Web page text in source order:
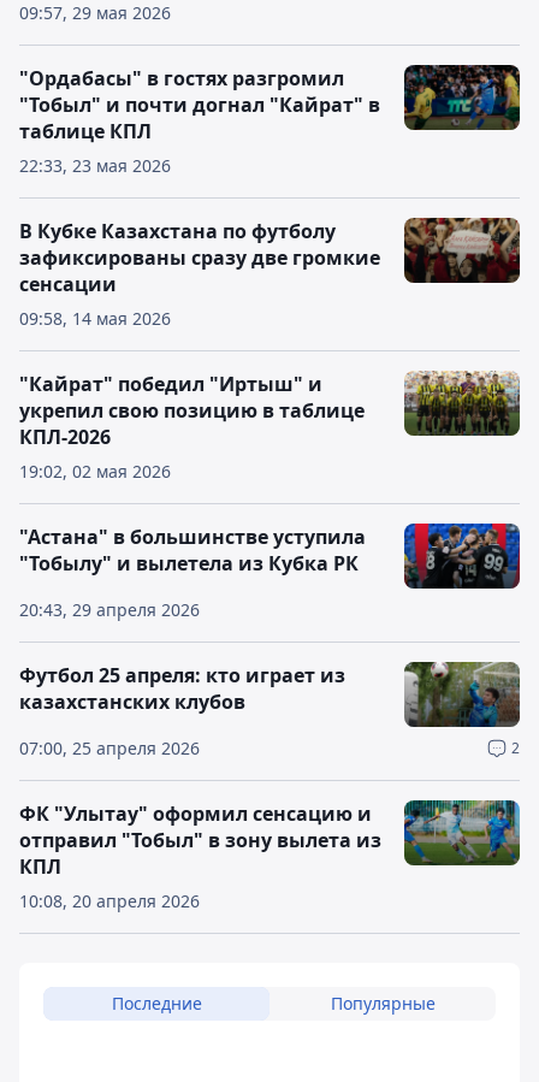
09:57, 29 мая 2026
22:33, 23 мая 2026
"Ордабасы" в гостях разгромил
"Тобыл" и почти догнал "Кайрат" в
таблице КПЛ
09:58, 14 мая 2026
В Кубке Казахстана по футболу
зафиксированы сразу две громкие
сенсации
19:02, 02 мая 2026
"Кайрат" победил "Иртыш" и
укрепил свою позицию в таблице
КПЛ-2026
20:43, 29 апреля 2026
"Астана" в большинстве уступила
"Тобылу" и вылетела из Кубка РК
07:00, 25 апреля 2026 2
Футбол 25 апреля: кто играет из
казахстанских клубов
10:08, 20 апреля 2026
ФК "Улытау" оформил сенсацию и
отправил "Тобыл" в зону вылета из
КПЛ
Последние Популярные